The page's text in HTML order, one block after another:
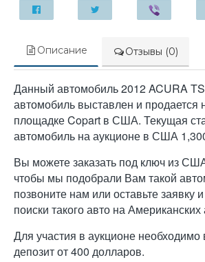
Описание Отзывы (0)
Данный автомобиль 2012 ACURA
автомобиль выставлен и продается
площадке Copart в США. Текущая
автомобиль на аукционе в США
Вы можете заказать под ключ из
чтобы мы подобрали Вам такой
позвоните нам или оставьте заявку
поиски такого авто на Американских
Для участия в аукционе необходимо
депозит от 400 долларов.